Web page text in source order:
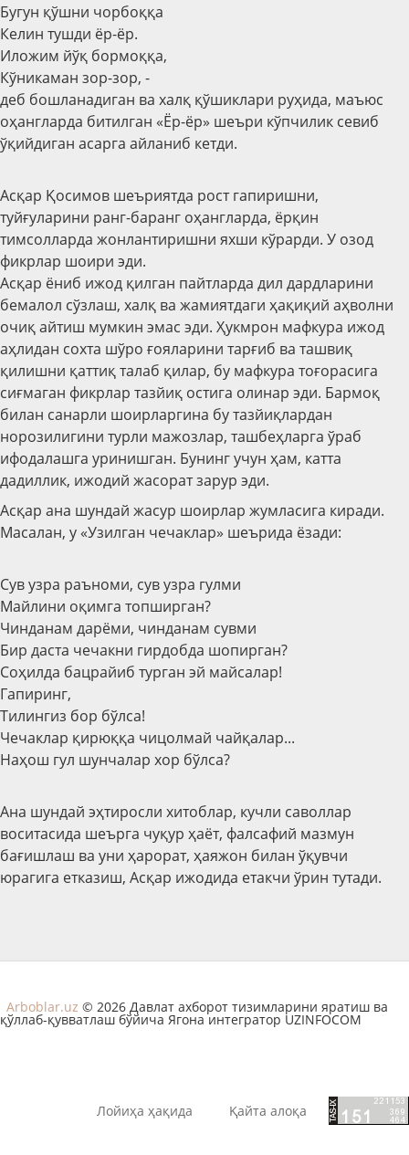
Бугун қўшни чорбоққа
Келин тушди ёр-ёр.
Иложим йўқ бормоққа,
Кўникаман зор-зор, -
деб бошланадиган ва халқ қўшиклари руҳида, маъюс
оҳангларда битилган «Ёр-ёр» шеъри кўпчилик севиб
ўқийдиган асарга айланиб кетди.
Асқар Қосимов шеъриятда рост гапиришни,
туйғуларини ранг-баранг оҳангларда, ёрқин
тимсолларда жонлантиришни яхши кўрарди. У озод
фикрлар шоири эди.
Асқар ёниб ижод қилган пайтларда дил дардларини
бемалол сўзлаш, халқ ва жамиятдаги ҳақиқий аҳволни
очиқ айтиш мумкин эмас эди. Ҳукмрон мафкура ижод
аҳлидан сохта шўро ғояларини тарғиб ва ташвиқ
қилишни қаттиқ талаб қилар, бу мафкура тоғорасига
сиғмаган фикрлар тазйиқ остига олинар эди. Бармоқ
билан санарли шоирларгина бу тазйиқлардан
норозилигини турли мажозлар, ташбеҳларга ўраб
ифодалашга уринишган. Бунинг учун ҳам, катта
дадиллик, ижодий жасорат зарур эди.
Асқар ана шундай жасур шоирлар жумласига киради.
Масалан, у «Узилган чечаклар» шеърида ёзади:
Сув узра раъноми, сув узра гулми
Майлини оқимга топширган?
Чинданам дарёми, чинданам сувми
Бир даста чечакни гирдобда шопирган?
Соҳилда бацрайиб турган эй майсалар!
Гапиринг,
Тилингиз бор бўлса!
Чечаклар қирюққа чицолмай чайқалар...
Наҳош гул шунчалар хор бўлса?
Ана шундай эҳтиросли хитоблар, кучли саволлар
воситасида шеърга чуқур ҳаёт, фалсафий мазмун
бағишлаш ва уни ҳарорат, ҳаяжон билан ўқувчи
юрагига етказиш, Асқар ижодида етакчи ўрин тутади.
Arboblar.uz © 2026 Давлат ахборот тизимларини яратиш ва
қўллаб-қувватлаш бўйича Ягона интегратор UZINFOCOM
Лойиҳа ҳақида Қайта алоқа